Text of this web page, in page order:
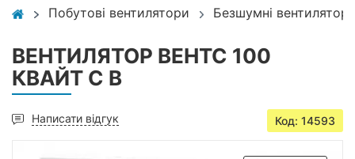
Побутові вентилятори Безшумні
ВЕНТИЛЯТОР ВЕНТС 100
КВАЙТ С В
Написати відгук Код: 14593